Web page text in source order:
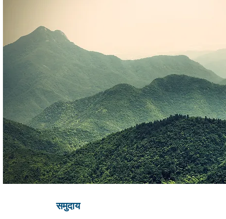
समुदाय